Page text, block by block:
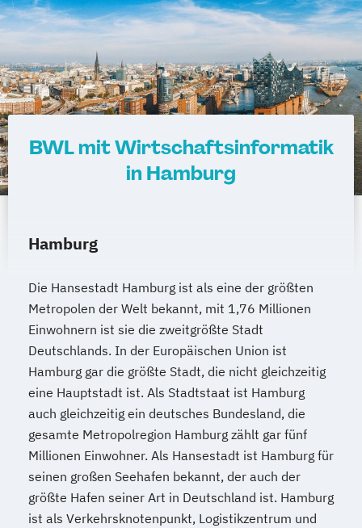
BWL mit Wirtschaftsinformatik
in Hamburg
Hamburg
Die Hansestadt Hamburg ist als eine der größten
Metropolen der Welt bekannt, mit 1,76 Millionen
Einwohnern ist sie die zweitgrößte Stadt
Deutschlands. In der Europäischen Union ist
Hamburg gar die größte Stadt, die nicht gleichzeitig
eine Hauptstadt ist. Als Stadtstaat ist Hamburg
auch gleichzeitig ein deutsches Bundesland, die
gesamte Metropolregion Hamburg zählt gar fünf
Millionen Einwohner. Als Hansestadt ist Hamburg für
seinen großen Seehafen bekannt, der auch der
größte Hafen seiner Art in Deutschland ist. Hamburg
ist als Verkehrsknotenpunkt, Logistikzentrum und